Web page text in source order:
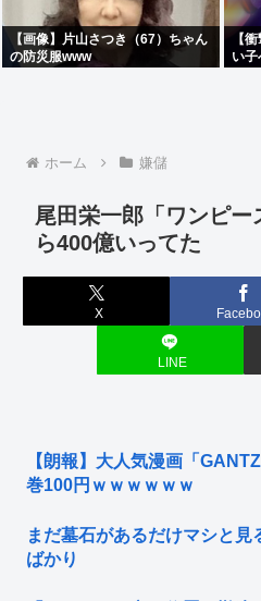
【画像】片山さつき（67）ちゃん
の防災服www
【
い
ホーム 嫌儲
尾田栄一郎「ワンピ
ら400億いってた
X
LINE
【朗報】大人気漫画「
巻100円ｗｗｗｗｗｗ
まだ墓石があるだけマシと
ばかり